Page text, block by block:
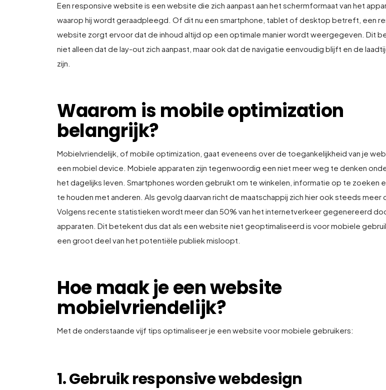
Een responsive website is een website die zich aanpast aan het schermformaat van het
waarop hij wordt geraadpleegd. Of dit nu een smartphone, tablet of desktop betreft, een
website zorgt ervoor dat de inhoud altijd op een optimale manier wordt weergegeven. Dit
niet alleen dat de lay-out zich aanpast, maar ook dat de navigatie eenvoudig blijft en de
zijn.
Waarom is mobile optimization
belangrijk?
Mobielvriendelijk, of mobile optimization, gaat eveneens over de toegankelijkheid van je
een mobiel device. Mobiele apparaten zijn tegenwoordig een niet meer weg te denken
het dagelijks leven. Smartphones worden gebruikt om te winkelen, informatie op te zoeken
te houden met anderen. Als gevolg daarvan richt de maatschappij zich hier ook steeds meer
Volgens recente statistieken wordt meer dan 50% van het internetverkeer gegenereerd
apparaten. Dit betekent dus dat als een website niet geoptimaliseerd is voor mobiele
een groot deel van het potentiële publiek misloopt.
Hoe maak je een website
mobielvriendelijk?
Met de onderstaande vijf tips optimaliseer je een website voor mobiele gebruikers:
1. Gebruik responsive webdesign